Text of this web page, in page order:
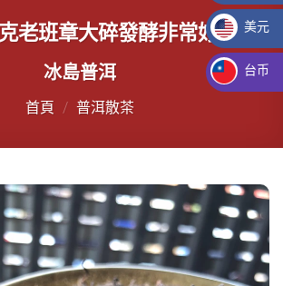
老班章大碎發酵非常好喝
冰島普洱
首頁 / 普洱散茶
HKD HK$
USD $
美元
TWD NT$
台币